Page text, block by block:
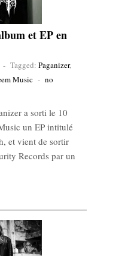
et EP en
- Tagged: Paganizer,
Music - no
a sorti le 10
un EP intitulé
et vient de sortir
Records par un